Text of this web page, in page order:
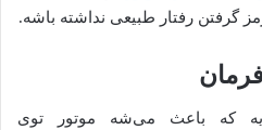
گرفتن رفتار طبیعی نداشته باشه.
که باعث می‌شه موتور توی